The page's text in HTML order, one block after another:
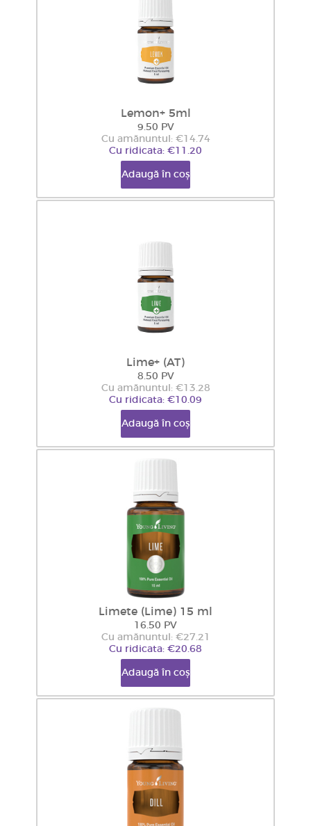
Lemon+ 5ml
9.50 PV
Cu amănuntul: €14.74
Cu ridicata: €11.20
Adaugă în coș
Lime+ (AT)
8.50 PV
Cu amănuntul: €13.28
Cu ridicata: €10.09
Adaugă în coș
Limete (Lime) 15 ml
16.50 PV
Cu amănuntul: €27.21
Cu ridicata: €20.68
Adaugă în coș